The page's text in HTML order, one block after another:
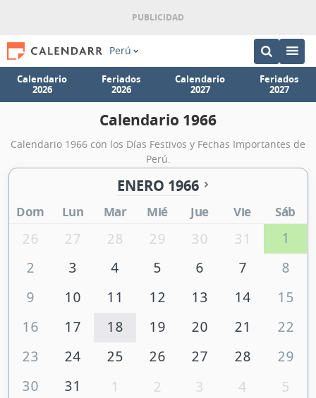
Perú
Calendario
2026
Feriados
2026
Calendario
2027
Feriados
2027
Calendario 1966
Calendario 1966 con los Días Festivos y Fechas Importantes de
Perú.
ENERO 1966
Dom Lun Mar Mié Jue Vie Sáb
26 27 28 29 30 31
1
2
3 4 5 6 7
8
9
10 11 12 13 14
15
16
17 18 19 20 21
22
23
24 25 26 27 28
29
30
31 1 2 3 4 5